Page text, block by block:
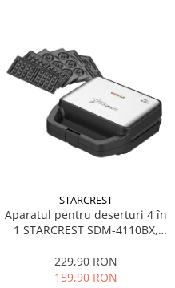
STARCREST
Aparatul pentru deserturi 4 în
1 STARCREST SDM-4110BX,
invelis ceramic pentru vafe,
nuci, gogosi si smile
229,90 RON
159,90 RON